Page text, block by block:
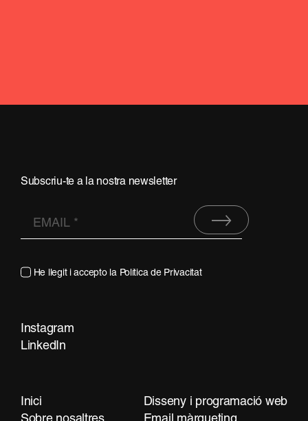
Subscriu-te a la nostra newsletter
He llegit i accepto la Política de Privacitat
Instagram
LinkedIn
Inici
Disseny i programació web